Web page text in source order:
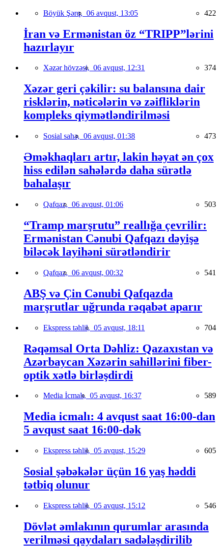
Böyük Şərq, 06 avqust, 13:05 422
İran və Ermənistan öz “TRIPP”lərini
hazırlayır
Xəzər hövzəsi, 06 avqust, 12:31 374
Xəzər geri çəkilir: su balansına dair
risklərin, nəticələrin və zəifliklərin
kompleks qiymətləndirilməsi
Sosial sahə, 06 avqust, 01:38 473
Əməkhaqları artır, lakin həyat ən çox
hiss edilən sahələrdə daha sürətlə
bahalaşır
Qafqaz, 06 avqust, 01:06 503
“Tramp marşrutu” reallığa çevrilir:
Ermənistan Cənubi Qafqazı dəyişə
biləcək layihəni sürətləndirir
Qafqaz, 06 avqust, 00:32 541
ABŞ və Çin Cənubi Qafqazda
marşrutlar uğrunda rəqabət aparır
Ekspress təhlil, 05 avqust, 18:11 704
Rəqəmsal Orta Dəhliz: Qazaxıstan və
Azərbaycan Xəzərin sahillərini fiber-
optik xətlə birləşdirdi
Media İcmalı, 05 avqust, 16:37 589
Media icmalı: 4 avqust saat 16:00-dan
5 avqust saat 16:00-dək
Ekspress təhlil, 05 avqust, 15:29 605
Sosial şəbəkələr üçün 16 yaş həddi
tətbiq olunur
Ekspress təhlil, 05 avqust, 15:12 546
Dövlət əmlakının qurumlar arasında
verilməsi qaydaları sadələşdirilib